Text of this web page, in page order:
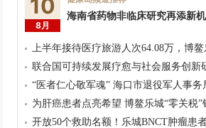
10
8月
海南省药物非临床研究再添新
上半年接待医疗旅游人次64.08万，博
联合国可持续发展疗愈与社会服务创新
“医者仁心敬军魂” 海口市退役军人事务
为肝癌患者点亮希望 博鳌乐城“零关税”
开放50个救助名额！乐城BNCT肿瘤患